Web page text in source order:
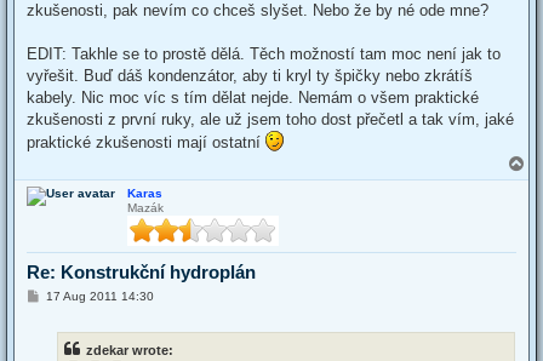
zkušenosti, pak nevím co chceš slyšet. Nebo že by né ode mne?
EDIT: Takhle se to prostě dělá. Těch možností tam moc není jak to
vyřešit. Buď dáš kondenzátor, aby ti kryl ty špičky nebo zkrátíš
kabely. Nic moc víc s tím dělat nejde. Nemám o všem praktické
zkušenosti z první ruky, ale už jsem toho dost přečetl a tak vím, jaké
praktické zkušenosti mají ostatní
o
Karas
Mazák
Re: Konstrukční hydroplán
P17 Aug 2011 14:30
zdekar wrote: